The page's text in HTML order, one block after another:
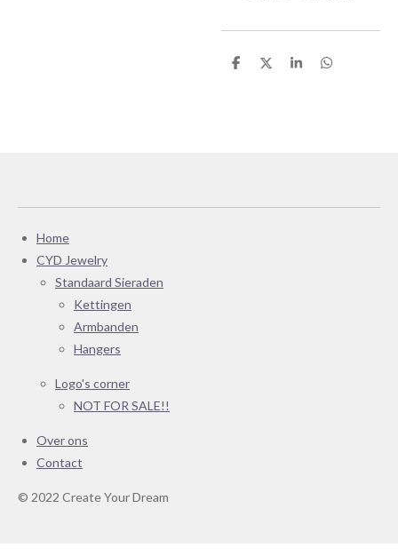
D
D
S
D
Home
CYD Jewelry
Standaard Sieraden
Kettingen
Armbanden
Hangers
Logo's corner
NOT FOR SALE!!
Over ons
Contact
© 2022 Create Your Dream